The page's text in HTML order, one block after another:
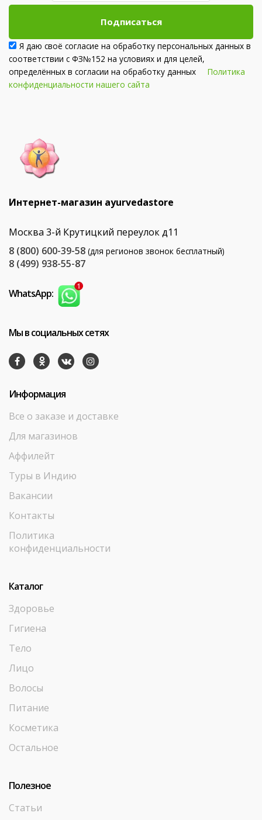
Подписаться
Я даю своё согласие на обработку персональных данных в
соответствии с ФЗ№152 на условиях и для целей,
определённых в согласии на обработку данных Политика
конфиденциальности нашего сайта
Интернет-магазин ayurvedastore
Москва 3-й Крутицкий переулок д11
8 (800) 600-39-58 (для регионов звонок бесплатный)
8 (499) 938-55-87
WhatsApp:
Мы в социальных сетях
Информация
Все о заказе и доставке
Для магазинов
Аффилейт
Туры в Индию
Вакансии
Контакты
Политика
конфиденциальности
Каталог
Здоровье
Гигиена
Тело
Лицо
Волосы
Питание
Косметика
Остальное
Полезное
Статьи